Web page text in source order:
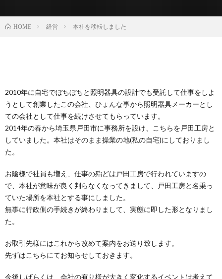
HOME 経営 本社を移転しました
2010年に自宅でぼちぼちと照明器具の設計でも受託して仕事をしよ
うとして創業したこの会社、ひょんな事から照明器具メーカーとし
ての会社として仕事を続けさせてもらっています。
2014年の春から埼玉県戸田市に事務所を設け、こちらを戸田工房と
していました。本社はそのまま操業の地(私の自宅)にしておりまし
た。
お陰様で社員も増え、仕事の殆どは戸田工房で行われていますの
で、本社が意味が良く判らなくなってきまして、戸田工房と名乗っ
ていた場所を本社とする事にしました。
無事に行政側の手続きが終わりまして、実態に即した形となりまし
た。
お取引先様にはこれから改めて案内をお送り致します。
先ずはこちらにてお知らせしておきます。
今後しばらくは、会社の有り様が大きく変化するイベントは考えて